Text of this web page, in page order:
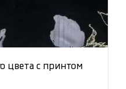
цвета с принтом